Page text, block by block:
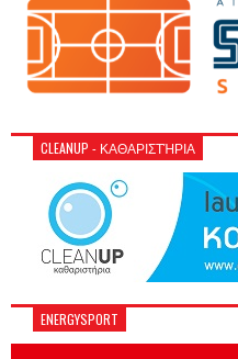
CLEANUP - ΚΑΘΑΡΙΣΤΉΡΙΑ
ENERGYSPORT